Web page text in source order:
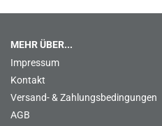
MEHR ÜBER...
Impressum
Kontakt
Versand- & Zahlungsbedingungen
AGB